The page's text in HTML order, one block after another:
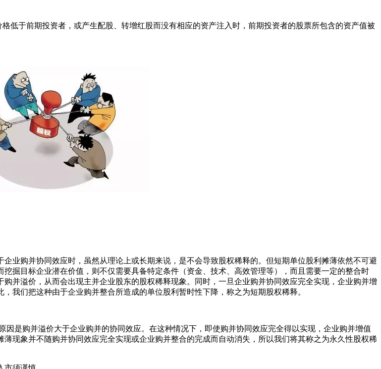
低于前期投资者，或产生配股、转增红股而没有相应的资产注入时，前期投资者的股票所包含的资产值被
购并协同效应时，虽然从理论上或长期来说，是不会导致股权稀释的。但短期单位股利摊薄依然不可避
掘目标企业潜在价值，则不仅需要具备特定条件（资金、技术、高效管理等），而且需要一定的整合时
并溢价，从而会出现主并企业股东的股权稀释现象。同时，一旦企业购并协同效应完全实现，企业购并增
我们把这种由于企业购并整合所造成的单位股利暂时性下降，称之为短期股权稀释。
购并溢价大于企业购并的协同效应。在这种情况下，即使购并协同效应完全得以实现，企业购并增值
现象并不随购并协同效应完全实现或企业购并整合的完成而自动消失，所以我们将其称之为永久性股权稀